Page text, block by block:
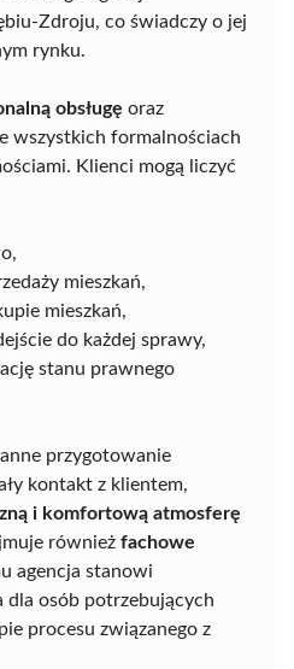
Zdroju, co świadczy o jej
rynku.
obsługę oraz
wszystkich formalnościach
Klienci mogą liczyć
mieszkań,
mieszkań,
do każdej sprawy,
stanu prawnego
przygotowanie
kontakt z klientem,
i komfortową atmosferę
również fachowe
agencja stanowi
osób potrzebujących
procesu związanego z